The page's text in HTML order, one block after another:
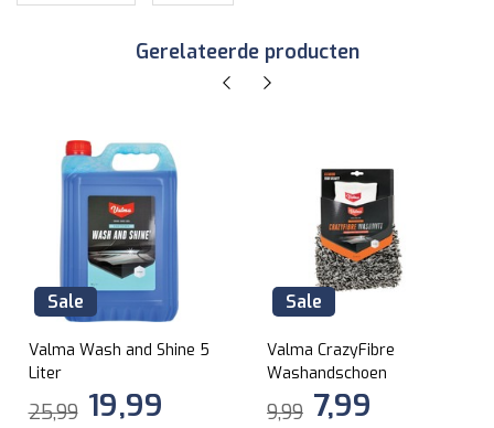
Gerelateerde producten
Sale
Valma Wash and Shine 5
Liter
25,99 19,99
Sale
Valma CrazyFibre
Washandschoen
9,99 7,99